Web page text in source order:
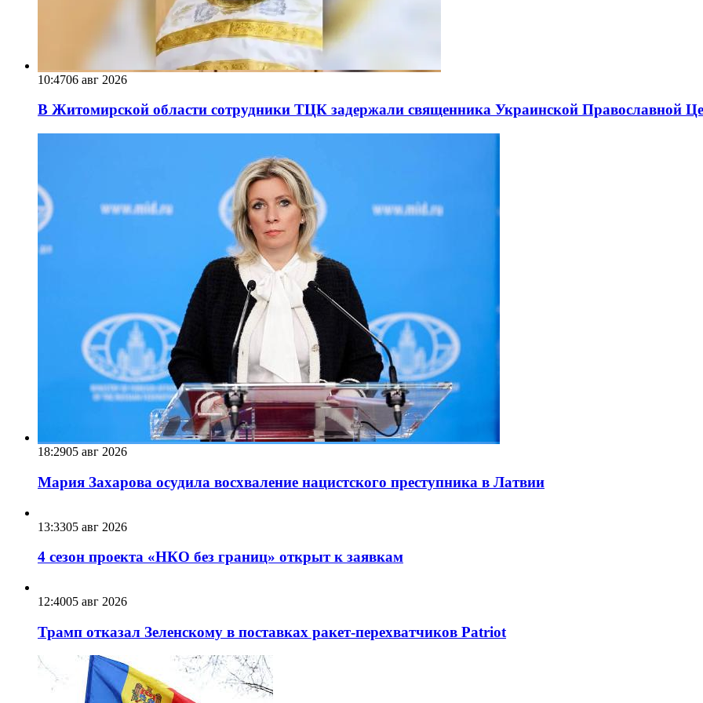
10:4706 авг 2026
В Житомирской области сотрудники ТЦК задержали священника Украинской Православной
18:2905 авг 2026
Мария Захарова осудила восхваление нацистского преступника в Латвии
13:3305 авг 2026
4 сезон проекта «НКО без границ» открыт к заявкам
12:4005 авг 2026
Трамп отказал Зеленскому в поставках ракет-перехватчиков Patriot